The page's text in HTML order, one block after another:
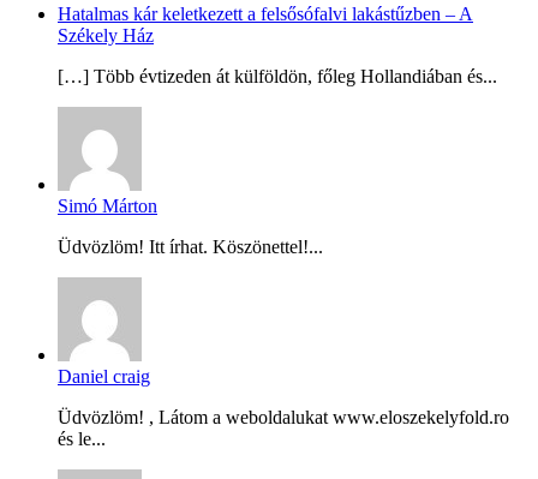
Hatalmas kár keletkezett a felsősófalvi lakástűzben – A
Székely Ház
[…] Több évtizeden át külföldön, főleg Hollandiában és...
Simó Márton
Üdvözlöm! Itt írhat. Köszönettel!...
Daniel craig
Üdvözlöm! , Látom a weboldalukat www.eloszekelyfold.ro
és le...